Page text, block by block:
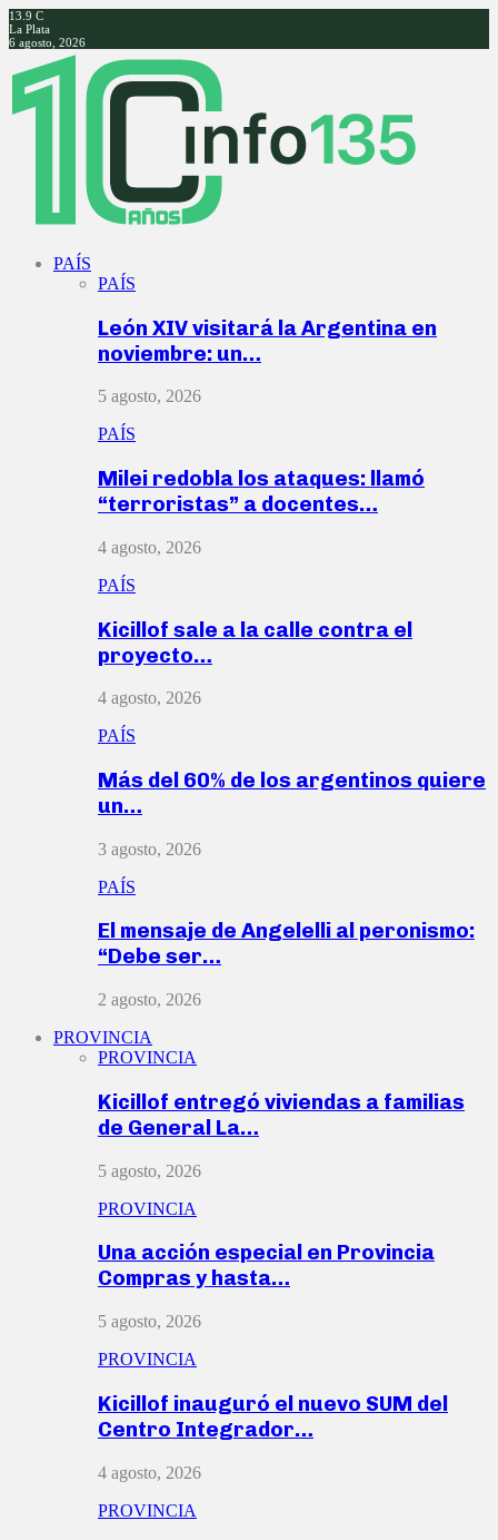
13.9 C
La Plata
6 agosto, 2026
Facebook
Twitter
Instagram
Youtube
PAÍS
PAÍS
León XIV visitará la Argentina en
noviembre: un…
5 agosto, 2026
PAÍS
Milei redobla los ataques: llamó
“terroristas” a docentes…
4 agosto, 2026
PAÍS
Kicillof sale a la calle contra el
proyecto…
4 agosto, 2026
PAÍS
Más del 60% de los argentinos quiere
un…
3 agosto, 2026
PAÍS
El mensaje de Angelelli al peronismo:
“Debe ser…
2 agosto, 2026
PROVINCIA
PROVINCIA
Kicillof entregó viviendas a familias
de General La…
5 agosto, 2026
PROVINCIA
Una acción especial en Provincia
Compras y hasta…
5 agosto, 2026
PROVINCIA
Kicillof inauguró el nuevo SUM del
Centro Integrador…
4 agosto, 2026
PROVINCIA